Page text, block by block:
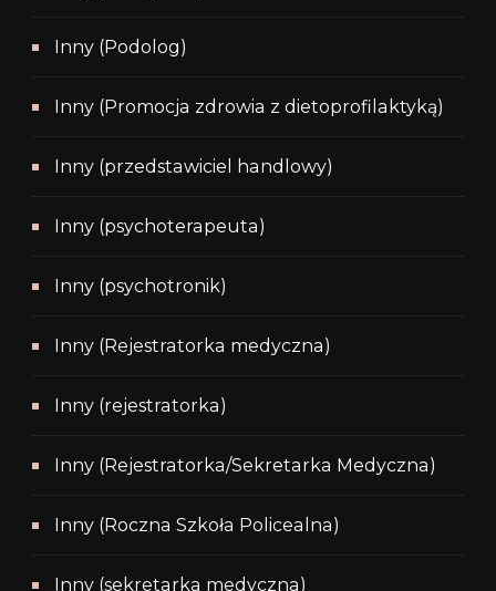
Inny (Podolog)
Inny (Promocja zdrowia z dietoprofilaktyką)
Inny (przedstawiciel handlowy)
Inny (psychoterapeuta)
Inny (psychotronik)
Inny (Rejestratorka medyczna)
Inny (rejestratorka)
Inny (Rejestratorka/Sekretarka Medyczna)
Inny (Roczna Szkoła Policealna)
Inny (sekretarka medyczna)